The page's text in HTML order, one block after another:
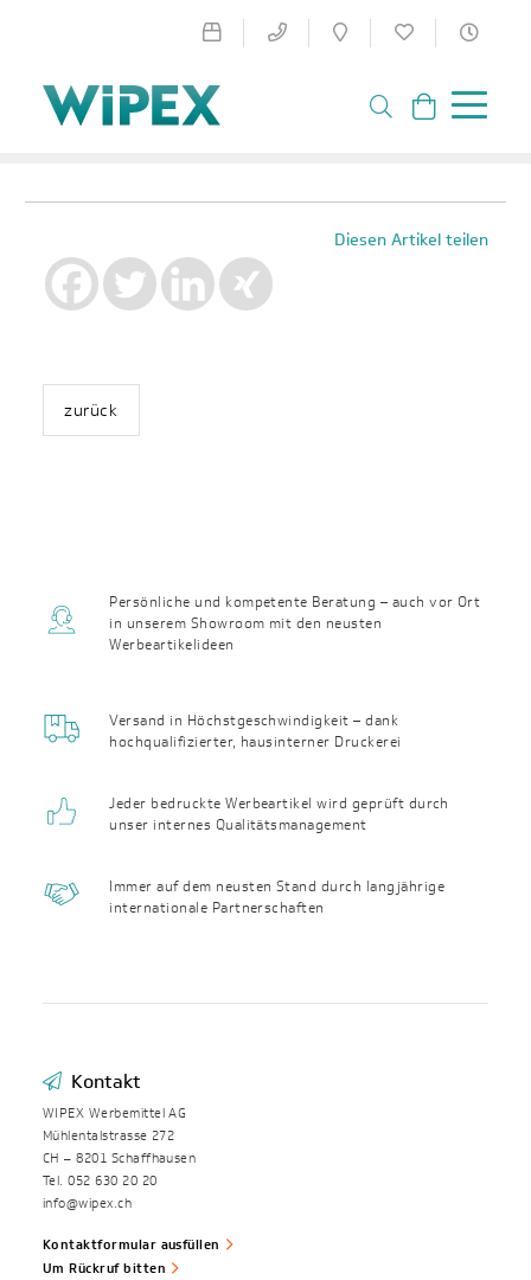
Diesen Artikel teilen
zurück
Persönliche und kompetente Beratung – auch vor Ort
in unserem Showroom mit den neusten
Werbeartikelideen
Versand in Höchst­geschwin­digkeit – dank
hochqualifizierter, haus­interner Druckerei
Jeder bedruckte Werbeartikel wird geprüft durch
unser internes Qualitäts­management
Immer auf dem neusten Stand durch langjährige
internationale Partnerschaften
Kontakt
WIPEX Werbemittel AG
Mühlentalstrasse 272
CH – 8201 Schaffhausen
Tel. 052 630 20 20
info@wipex.ch
Kontaktformular ausfüllen
Um Rückruf bitten